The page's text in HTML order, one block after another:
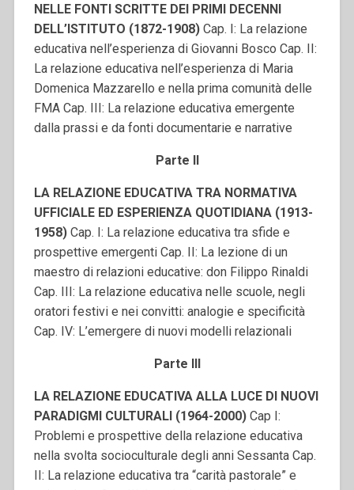
NELLE FONTI SCRITTE DEI PRIMI DECENNI
DELL’ISTITUTO (1872-1908)Cap. I: La relazione
educativa nell’esperienza di Giovanni Bosco Cap. II:
La relazione educativa nell’esperienza di Maria
Domenica Mazzarello e nella prima comunità delle
FMA Cap. III: La relazione educativa emergente
dalla prassi e da fonti documentarie e narrative
Parte II
LA RELAZIONE EDUCATIVA TRA NORMATIVA
UFFICIALE ED ESPERIENZA QUOTIDIANA (1913-
1958)Cap. I: La relazione educativa tra sfide e
prospettive emergenti Cap. II: La lezione di un
maestro di relazioni educative: don Filippo Rinaldi
Cap. III: La relazione educativa nelle scuole, negli
oratori festivi e nei convitti: analogie e specificità
Cap. IV: L’emergere di nuovi modelli relazionali
Parte III
LA RELAZIONE EDUCATIVA ALLA LUCE DI NUOVI
PARADIGMI CULTURALI (1964-2000)Cap I:
Problemi e prospettive della relazione educativa
nella svolta socioculturale degli anni Sessanta Cap.
II: La relazione educativa tra “carità pastorale” e